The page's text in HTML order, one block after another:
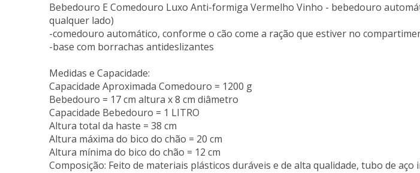
Bebedouro E Comedouro Luxo Anti-formiga Vermelho Vinho - bebedouro
qualquer lado)
-comedouro automático, conforme o cão come a ração que estiver no
-base com borrachas antideslizantes
Medidas e Capacidade:
Capacidade Aproximada Comedouro = 1200 g
Bebedouro = 17 cm altura x 8 cm diâmetro
Capacidade Bebedouro = 1 LITRO
Altura total da haste = 38 cm
Altura máxima do bico do chão = 20 cm
Altura mínima do bico do chão = 12 cm
Composição: Feito de materiais plásticos duráveis e de alta qualidade, tubo de